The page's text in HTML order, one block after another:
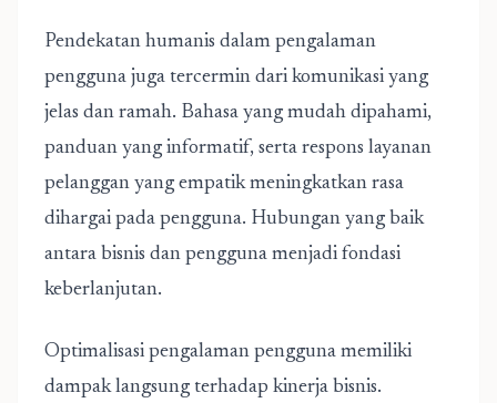
Pendekatan humanis dalam pengalaman
pengguna juga tercermin dari komunikasi yang
jelas dan ramah. Bahasa yang mudah dipahami,
panduan yang informatif, serta respons layanan
pelanggan yang empatik meningkatkan rasa
dihargai pada pengguna. Hubungan yang baik
antara bisnis dan pengguna menjadi fondasi
keberlanjutan.
Optimalisasi pengalaman pengguna memiliki
dampak langsung terhadap kinerja bisnis.